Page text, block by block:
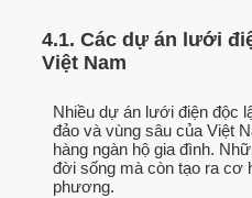
4.1. Các dự án lưới
Việt Nam
Nhiều dự án lưới điện độc
đảo và vùng sâu của Việt
hàng ngàn hộ gia đình.
đời sống mà còn tạo ra cơ
phương.